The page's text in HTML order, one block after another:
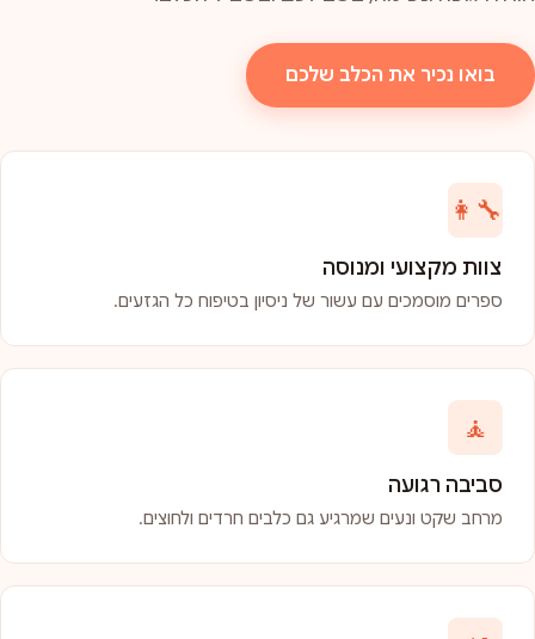
בואו נכיר את הכלב שלכם
👩‍🔧
צוות מקצועי ומנוסה
ספרים מוסמכים עם עשור של ניסיון בטיפוח כל הגזעים.
🧘
סביבה רגועה
מרחב שקט ונעים שמרגיע גם כלבים חרדים ולחוצים.